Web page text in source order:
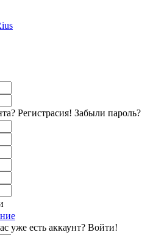
Регистраcия! Забыли пароль?
уже есть аккаунт? Войти!